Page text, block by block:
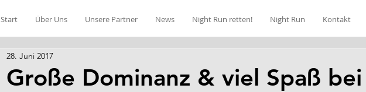
Start Über Uns Unsere Partner News Night Run retten! Night Run Kontakt
Große Dominanz & viel Spaß
28. Juni 2017